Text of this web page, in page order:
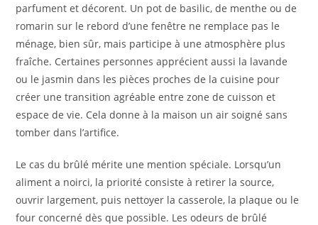
parfument et décorent. Un pot de basilic, de menthe ou de
romarin sur le rebord d’une fenêtre ne remplace pas le
ménage, bien sûr, mais participe à une atmosphère plus
fraîche. Certaines personnes apprécient aussi la lavande
ou le jasmin dans les pièces proches de la cuisine pour
créer une transition agréable entre zone de cuisson et
espace de vie. Cela donne à la maison un air soigné sans
tomber dans l’artifice.
Le cas du brûlé mérite une mention spéciale. Lorsqu’un
aliment a noirci, la priorité consiste à retirer la source,
ouvrir largement, puis nettoyer la casserole, la plaque ou le
four concerné dès que possible. Les odeurs de brûlé